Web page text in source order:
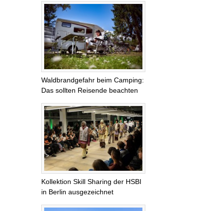
Waldbrandgefahr beim Camping:
Das sollten Reisende beachten
Kollektion Skill Sharing der HSBI
in Berlin ausgezeichnet